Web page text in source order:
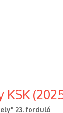
KSK
23. forduló